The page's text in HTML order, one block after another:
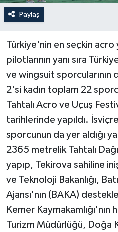
Paylaş
Türkiye'nin en seçkin acro
pilotlarının yanı sıra
ve wingsuit sporcularının
2'si kadın toplam 22
Tahtalı Acro ve Uçuş
tarihlerinde yapıldı.
sporcunun da yer aldığı
2365 metrelik Tahtalı
yapıp, Tekirova sahiline
ve Teknoloji Bakanlığı,
Ajansı'nın (BAKA)
Kemer
Turizm Müdürlüğü, Doğa
Spor